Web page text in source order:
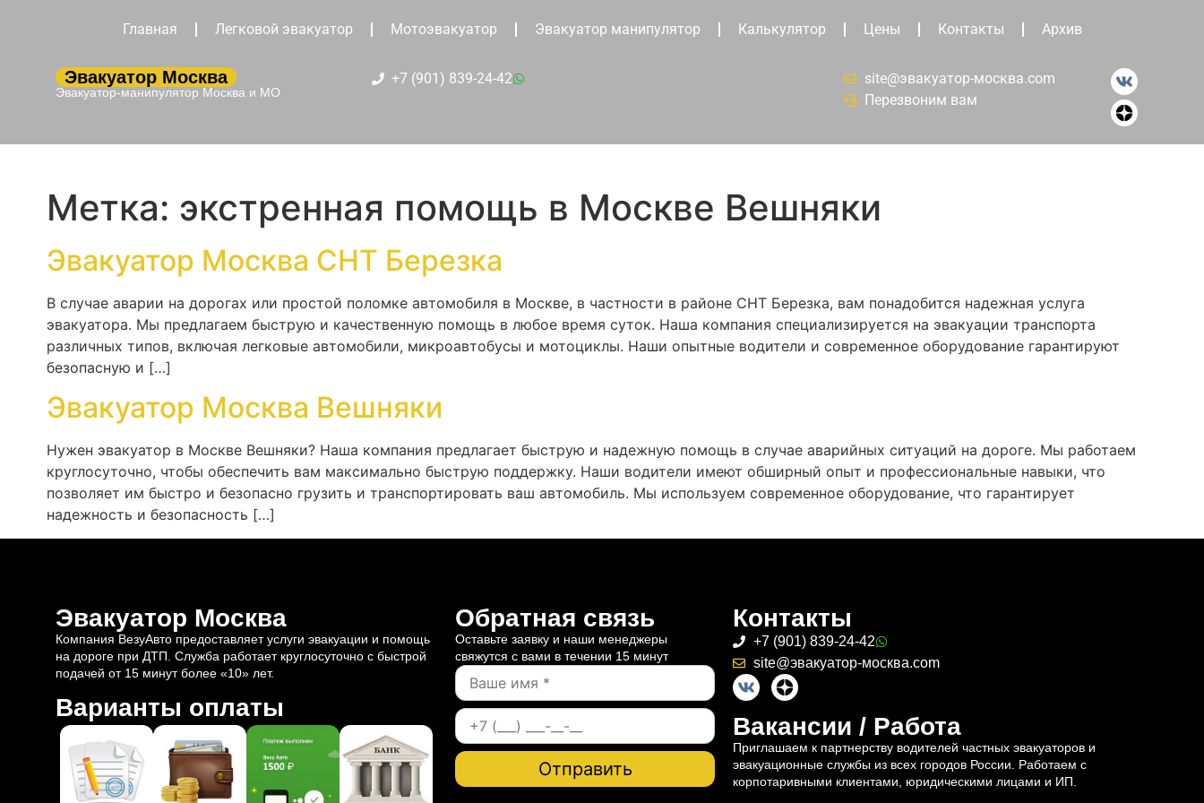
Главная Легковой эвакуатор Мотоэвакуатор Эвакуатор манипулятор Калькулятор Цены Контакты Архив
Эвакуатор Москва
Эвакуатор-манипулятор Москва и МО
+7 (901) 839-24-42
site@эвакуатор-москва.com
Перезвоним вам
Метка: экстренная помощь в Москве Вешняки
Эвакуатор Москва СНТ Березка
В случае аварии на дорогах или простой поломке автомобиля в Москве, в частности в районе СНТ Березка, вам понадобится надежная услуга
эвакуатора. Мы предлагаем быструю и качественную помощь в любое время суток. Наша компания специализируется на эвакуации транспорта
различных типов, включая легковые автомобили, микроавтобусы и мотоциклы. Наши опытные водители и современное оборудование гарантируют
безопасную и […]
Эвакуатор Москва Вешняки
Нужен эвакуатор в Москве Вешняки? Наша компания предлагает быструю и надежную помощь в случае аварийных ситуаций на дороге. Мы работаем
круглосуточно, чтобы обеспечить вам максимально быструю поддержку. Наши водители имеют обширный опыт и профессиональные навыки, что
позволяет им быстро и безопасно грузить и транспортировать ваш автомобиль. Мы используем современное оборудование, что гарантирует
надежность и безопасность […]
Эвакуатор Москва
Компания ВезуАвто предоставляет услуги эвакуации и помощь
на дороге при ДТП. Служба работает круглосуточно с быстрой
подачей от 15 минут более «10» лет.
Варианты оплаты
Обратная связь
Оставьте заявку и наши менеджеры
свяжутся с вами в течении 15 минут
Контакты
+7 (901) 839-24-42
site@эвакуатор-москва.com
Вакансии / Работа
Приглашаем к партнерству водителей частных эвакуаторов и
эвакуационные службы из всех городов России. Работаем с
корпотаривными клиентами, юридическими лицами и ИП.